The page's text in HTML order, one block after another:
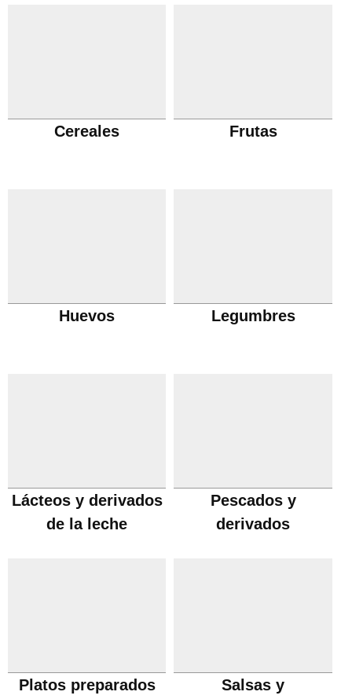
Cereales Frutas
Huevos Legumbres
Lácteos y derivados
de la leche
Pescados y
derivados
Platos preparados
Salsas y